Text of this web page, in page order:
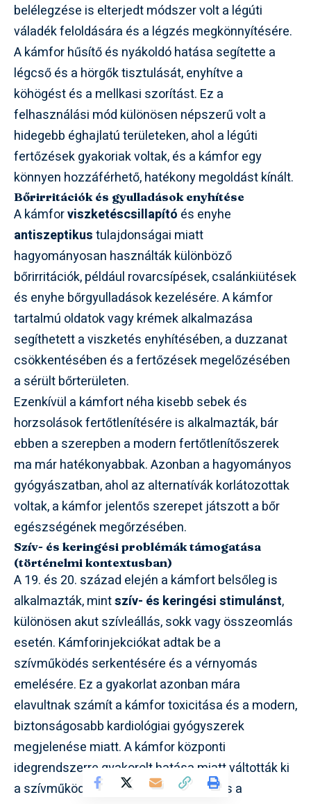
belélegzése is elterjedt módszer volt a légúti
váladék feloldására és a légzés megkönnyítésére.
A kámfor hűsítő és nyákoldó hatása segítette a
légcső és a hörgők tisztulását, enyhítve a
köhögést és a mellkasi szorítást. Ez a
felhasználási mód különösen népszerű volt a
hidegebb éghajlatú területeken, ahol a légúti
fertőzések gyakoriak voltak, és a kámfor egy
könnyen hozzáférhető, hatékony megoldást kínált.
Bőrirritációk és gyulladások enyhítése
A kámforviszketéscsillapító és enyhe
antiszeptikustulajdonságai miatt
hagyományosan használták különböző
bőrirritációk, például rovarcsípések, csalánkiütések
és enyhe bőrgyulladások kezelésére. A kámfor
tartalmú oldatok vagy krémek alkalmazása
segíthetett a viszketés enyhítésében, a duzzanat
csökkentésében és a fertőzések megelőzésében
a sérült bőrterületen.
Ezenkívül a kámfort néha kisebb sebek és
horzsolások fertőtlenítésére is alkalmazták, bár
ebben a szerepben a modern fertőtlenítőszerek
ma már hatékonyabbak. Azonban a hagyományos
gyógyászatban, ahol az alternatívák korlátozottak
voltak, a kámfor jelentős szerepet játszott a bőr
egészségének megőrzésében.
Szív- és keringési problémák támogatása
(történelmi kontextusban)
A 19. és 20. század elején a kámfort belsőleg is
alkalmazták, mintszív- és keringési stimulánst,
különösen akut szívleállás, sokk vagy összeomlás
esetén. Kámforinjekciókat adtak be a
szívműködés serkentésére és a vérnyomás
emelésére. Ez a gyakorlat azonban mára
elavultnak számít a kámfor toxicitása és a modern,
biztonságosabb kardiológiai gyógyszerek
megjelenése miatt. A kámfor központi
idegrendszerre gyakorolt hatása miatt váltották ki
a szívműködést, de a mellékhatások és a